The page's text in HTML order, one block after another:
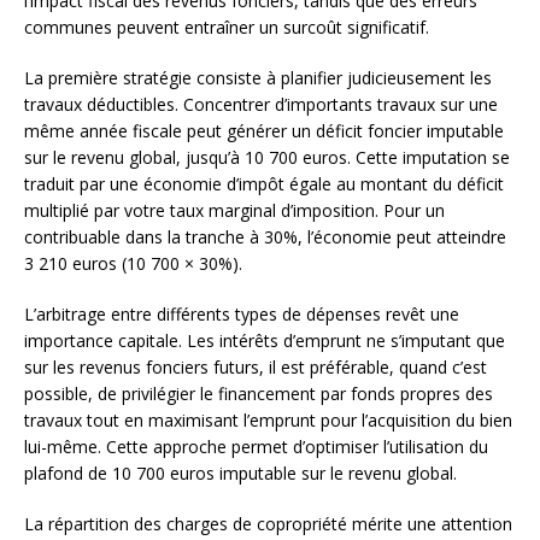
communes peuvent entraîner un surcoût significatif.
La première stratégie consiste à planifier judicieusement les
travaux déductibles. Concentrer d’importants travaux sur une
même année fiscale peut générer un déficit foncier imputable
sur le revenu global, jusqu’à 10 700 euros. Cette imputation se
traduit par une économie d’impôt égale au montant du déficit
multiplié par votre taux marginal d’imposition. Pour un
contribuable dans la tranche à 30%, l’économie peut atteindre
3 210 euros (10 700 × 30%).
L’arbitrage entre différents types de dépenses revêt une
importance capitale. Les intérêts d’emprunt ne s’imputant que
sur les revenus fonciers futurs, il est préférable, quand c’est
possible, de privilégier le financement par fonds propres des
travaux tout en maximisant l’emprunt pour l’acquisition du bien
lui-même. Cette approche permet d’optimiser l’utilisation du
plafond de 10 700 euros imputable sur le revenu global.
La répartition des charges de copropriété mérite une attention